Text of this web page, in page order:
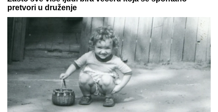
06. 08. 2026 16:56
OVO ĆE BITI 3 KLJUČNE TEME RAZGOVORA SA
ZELENSKIM Vučić otkrio detalje posete ukrajinskog